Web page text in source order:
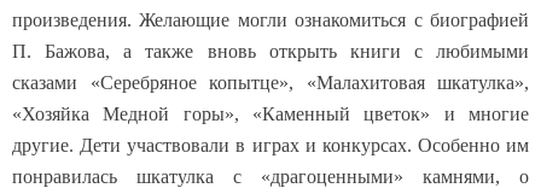
произведения. Желающие могли ознакомиться с биографией
П. Бажова, а также вновь открыть книги с любимыми
сказами «Серебряное копытце», «Малахитовая шкатулка»,
«Хозяйка Медной горы», «Каменный цветок» и многие
другие. Дети участвовали в играх и конкурсах. Особенно им
понравилась шкатулка с «драгоценными» камнями, о